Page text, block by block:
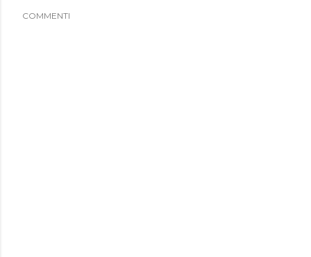
COMMENTI